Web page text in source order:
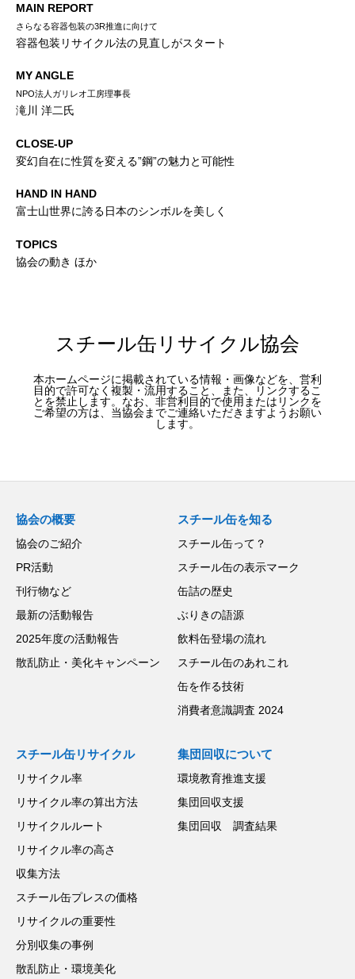
MAIN REPORT
さらなる容器包装の3R推進に向けて
容器包装リサイクル法の見直しがスタート
MY ANGLE
NPO法人ガリレオ工房理事長
滝川 洋二氏
CLOSE-UP
変幻自在に性質を変える”鋼”の魅力と可能性
HAND IN HAND
富士山世界に誇る日本のシンボルを美しく
TOPICS
協会の動き ほか
スチール缶リサイクル協会
本ホームページに掲載されている情報・画像などを、営利
目的で許可なく複製・流用すること、また、リンクするこ
とを禁止します。なお、非営利目的で使用またはリンクを
ご希望の方は、当協会までご連絡いただきますようお願い
します。
協会の概要
協会のご紹介
PR活動
刊行物など
最新の活動報告
2025年度の活動報告
散乱防止・美化キャンペーン
スチール缶を知る
スチール缶って？
スチール缶の表示マーク
缶詰の歴史
ぶりきの語源
飲料缶登場の流れ
スチール缶のあれこれ
缶を作る技術
消費者意識調査 2024
スチール缶リサイクル
リサイクル率
リサイクル率の算出方法
リサイクルルート
リサイクル率の高さ
収集方法
スチール缶プレスの価格
リサイクルの重要性
分別収集の事例
散乱防止・環境美化
集団回収について
環境教育推進支援
集団回収支援
集団回収 調査結果